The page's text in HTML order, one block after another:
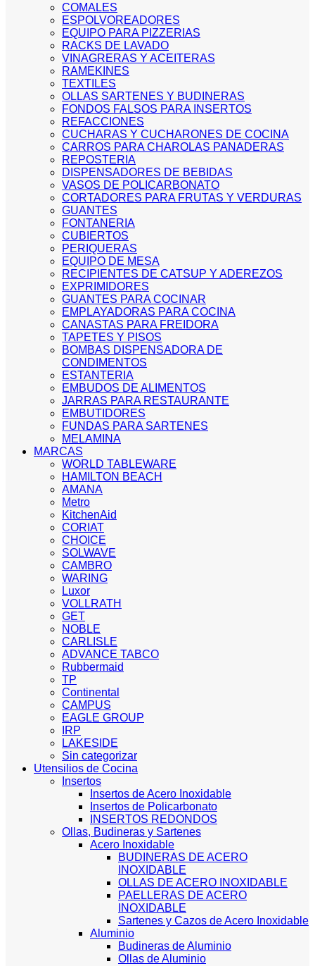
COMALES
ESPOLVOREADORES
EQUIPO PARA PIZZERIAS
RACKS DE LAVADO
VINAGRERAS Y ACEITERAS
RAMEKINES
TEXTILES
OLLAS SARTENES Y BUDINERAS
FONDOS FALSOS PARA INSERTOS
REFACCIONES
CUCHARAS Y CUCHARONES DE COCINA
CARROS PARA CHAROLAS PANADERAS
REPOSTERIA
DISPENSADORES DE BEBIDAS
VASOS DE POLICARBONATO
CORTADORES PARA FRUTAS Y VERDURAS
GUANTES
FONTANERIA
CUBIERTOS
PERIQUERAS
EQUIPO DE MESA
RECIPIENTES DE CATSUP Y ADEREZOS
EXPRIMIDORES
GUANTES PARA COCINAR
EMPLAYADORAS PARA COCINA
CANASTAS PARA FREIDORA
TAPETES Y PISOS
BOMBAS DISPENSADORA DE
CONDIMENTOS
ESTANTERIA
EMBUDOS DE ALIMENTOS
JARRAS PARA RESTAURANTE
EMBUTIDORES
FUNDAS PARA SARTENES
MELAMINA
MARCAS
WORLD TABLEWARE
HAMILTON BEACH
AMANA
Metro
KitchenAid
CORIAT
CHOICE
SOLWAVE
CAMBRO
WARING
Luxor
VOLLRATH
GET
NOBLE
CARLISLE
ADVANCE TABCO
Rubbermaid
TP
Continental
CAMPUS
EAGLE GROUP
IRP
LAKESIDE
Sin categorizar
Utensilios de Cocina
Insertos
Insertos de Acero Inoxidable
Insertos de Policarbonato
INSERTOS REDONDOS
Ollas, Budineras y Sartenes
Acero Inoxidable
BUDINERAS DE ACERO
INOXIDABLE
OLLAS DE ACERO INOXIDABLE
PAELLERAS DE ACERO
INOXIDABLE
Sartenes y Cazos de Acero Inoxidable
Aluminio
Budineras de Aluminio
Ollas de Aluminio